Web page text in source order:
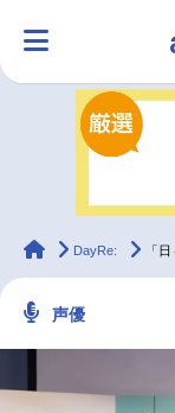
ラジオ
animateTimes
DayRe: 「日
声優